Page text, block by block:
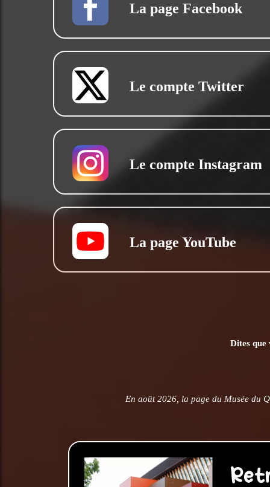
La page Facebook
Le compte Twitter
Le compte Instagram
La page YouTube
Dites que
En août 2026, la page du Musée du